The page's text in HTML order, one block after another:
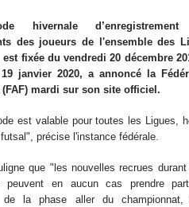
hivernale
des joueurs de l'ensemble des
fixée du vendredi 20 décembre
janvier 2020, a annoncé la
mardi sur son site officiel.
est valable pour toutes les Ligues,
futsal", précise l'instance fédérale.
que "les nouvelles recrues
peuvent en aucun cas prendre
de la phase aller du championnat,